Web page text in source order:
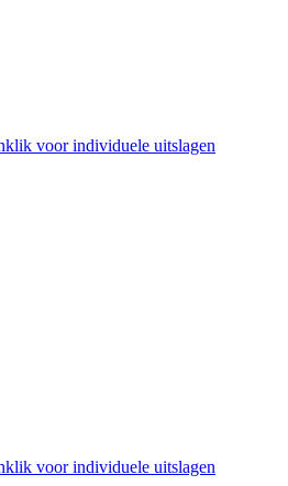
klik voor individuele uitslagen
klik voor individuele uitslagen